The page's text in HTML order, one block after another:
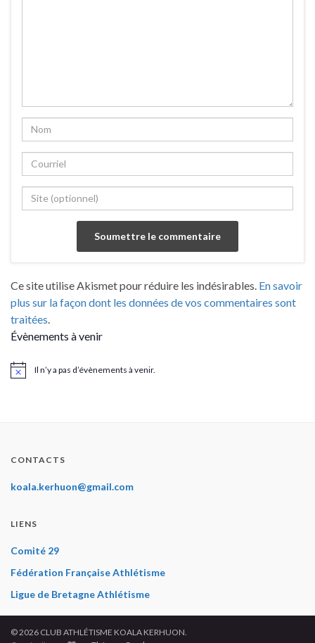
Ce site utilise Akismet pour réduire les indésirables. En savoir
plus sur la façon dont les données de vos commentaires sont
traitées
Évènements à venir
NoticeIl n’y a pas d’évènements à venir.
CONTACTS
koala.kerhuon@gmail.com
LIENS
Comité 29
Fédération Française Athlétisme
Ligue de Bretagne Athlétisme
© 2026 CLUB ATHLÉTISME KOALA KERHUON.